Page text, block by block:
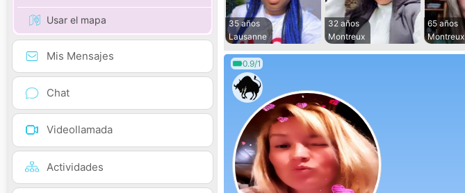
Usar el mapa
Mis Mensajes
Chat
Videollamada
Actividades
35 años
Lausanne
32 años
Montreux
65 años
Montreux
0.9/1